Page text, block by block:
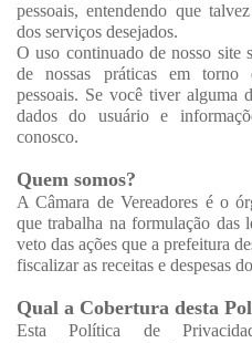
pessoais, entendendo que
dos serviços desejados.
O uso continuado de nosso site
de nossas práticas em torno
pessoais. Se você tiver alguma
dados do usuário e
conosco.
Quem somos?
A Câmara de Vereadores é o
que trabalha na formulação das
veto das ações que a prefeitura
fiscalizar as receitas e despesas
Qual a Cobertura desta
Esta Política de